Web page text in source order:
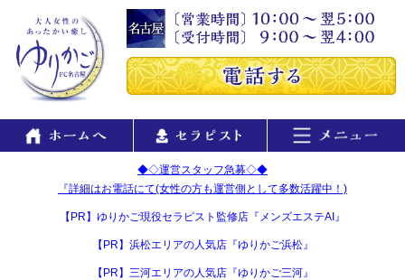
◆◇運営スタッフ急募◇◆
『詳細はお電話にて(女性の方も運営側として多数活躍中！)
【PR】ゆりかご現役セラピスト監修店『メンズエステAI』
【PR】浜松エリアの人気店『ゆりかご浜松』
【PR】三河エリアの人気店『ゆりかご三河』